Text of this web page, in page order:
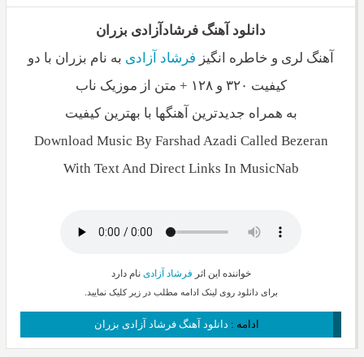
دانلود آهنگ فرشادآزادی بزران
آهنگ لری و خاطره انگیز فرشاد آزادی به نام بزران با دو
کیفیت ۳۲۰ و ۱۲۸ + متن از موزیک ناب
به همراه جدیدترین آهنگها با بهترین کیفیت
Download Music By Farshad Azadi Called Bezeran
With Text And Direct Links In MusicNab
خواننده این اثر فرشاد آزادی نام دارد
برای دانلود روی لینک ادامه مطلب در زیر کلیک نمایید.
ادامه : دانلود آهنگ فرشاد آزادی بزران